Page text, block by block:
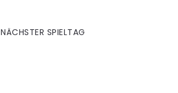
NÄCHSTER SPIELTAG